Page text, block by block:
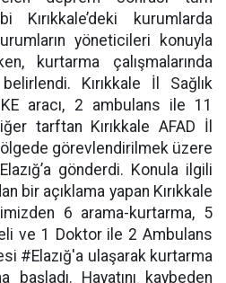
Kırıkkale’deki kurumlarda
yöneticileri konuyla
kurtarma çalışmalarında
Kırıkkale İl Sağlık
aracı, 2 ambulans ile 11
tarftan Kırıkkale AFAD İl
görevlendirilmek üzere
gönderdi. Konula ilgili
bir açıklama yapan Kırıkkale
6 arama-kurtarma, 5
ve 1 Doktor ile 2 Ambulans
#Elazığ'a ulaşarak kurtarma
başladı. Hayatını kaybeden